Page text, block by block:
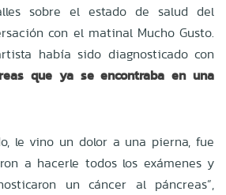
sobre el estado de salud del
con el matinal Mucho Gusto.
había sido diagnosticado con
que ya se encontraba en una
le vino un dolor a una pierna, fue
a hacerle todos los exámenes y
un cáncer al páncreas”,